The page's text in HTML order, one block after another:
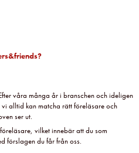
våra många år i branschen och ideligen
alltid kan matcha rätt föreläsare och
ser ut.
vilket innebär att du som
förslagen du får från oss.